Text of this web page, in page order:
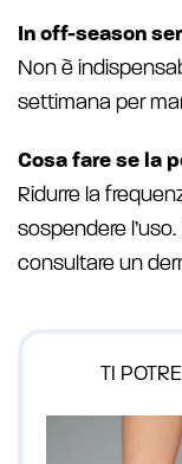
In off-season
Non è
settimana per
Cosa fare se la
Ridurre la
sospendere
consultare un
TI